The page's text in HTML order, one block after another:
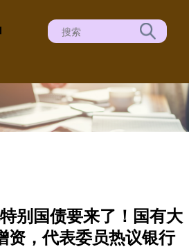
别国债要来了！国有大
资，代表委员热议银行